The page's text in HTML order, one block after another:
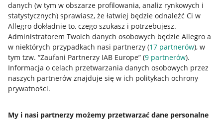
danych (w tym w obszarze profilowania, analiz rynkowych i
statystycznych) sprawiasz, że łatwiej będzie odnaleźć Ci w
Allegro dokładnie to, czego szukasz i potrzebujesz.
Administratorem Twoich danych osobowych będzie Allegro a
w niektórych przypadkach nasi partnerzy (17 partnerów), w
tym tzw. “Zaufani Partnerzy IAB Europe” (9 partnerów).
Informacja o celach przetwarzania danych osobowych przez
naszych partnerów znajduje się w ich politykach ochrony
prywatności.
My i nasi partnerzy możemy przetwarzać dane personalne
Przydatne informacje
Jak to działa